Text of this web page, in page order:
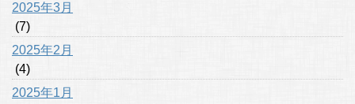
2025年3月
(7)
2025年2月
(4)
2025年1月